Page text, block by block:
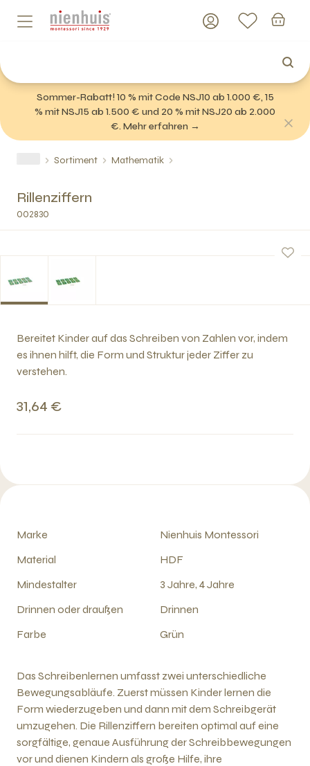
Sommer-Rabatt! 10 % mit Code NSJ10 ab 1.000 €, 15
% mit NSJ15 ab 1.500 € und 20 % mit NSJ20 ab 2.000
€. Mehr erfahren →
Sortiment Mathematik
Rillenziffern
002830
Bereitet Kinder auf das Schreiben von Zahlen vor, indem
es ihnen hilft, die Form und Struktur jeder Ziffer zu
verstehen.
31,64 €
Marke
Nienhuis Montessori
Material
HDF
Mindestalter
3 Jahre, 4 Jahre
Drinnen oder draußen
Drinnen
Farbe
Grün
Das Schreibenlernen umfasst zwei unterschiedliche
Bewegungsabläufe. Zuerst müssen Kinder lernen die
Form wiederzugeben und dann mit dem Schreibgerät
umzugehen. Die Rillenziffern bereiten optimal auf eine
sorgfältige, genaue Ausführung der Schreibbewegungen
vor und dienen Kindern als große Hilfe, ihre